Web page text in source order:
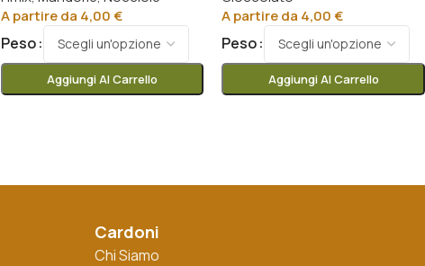
A partire da 4,00€
Peso
Aggiungi Al Carrello
A partire da 4,00€
Peso
Aggiungi Al Carrello
Cardoni
Chi Siamo